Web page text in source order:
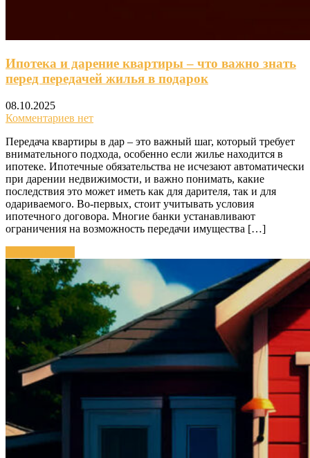
Ипотека и дарение квартиры – что важно знать
перед передачей жилья в подарок
08.10.2025
Комментариев нет
Передача квартиры в дар – это важный шаг, который требует
внимательного подхода, особенно если жилье находится в
ипотеке. Ипотечные обязательства не исчезают автоматически
при дарении недвижимости, и важно понимать, какие
последствия это может иметь как для дарителя, так и для
одариваемого. Во-первых, стоит учитывать условия
ипотечного договора. Многие банки устанавливают
ограничения на возможность передачи имущества […]